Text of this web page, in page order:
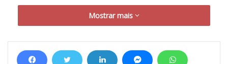
fases até a final da competição.
opção de lazer para a população, como sessões ao ar livre
para exibição gratuita de filmes por meio da Secretaria de
Mostrar mais